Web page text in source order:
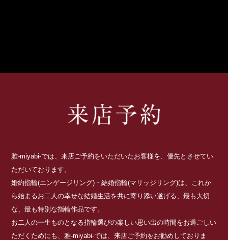
雅-miyabi-では、来店ご予約をいただいたお客様を、優先とさせてい
ただいております。
婚約指輪(エンゲージリング)・結婚指輪(マリッジリング)は、これか
ら始まるお二人の幸せな結婚生活を共に寄り添い遂げる、最も大切
な、最も特別な指輪作品です。
お二人の一生ものとなる指輪選びの楽しい思い出の時間をお過ごしい
ただくためにも、雅-miyabi-では、来店ご予約をお勧めしておりま